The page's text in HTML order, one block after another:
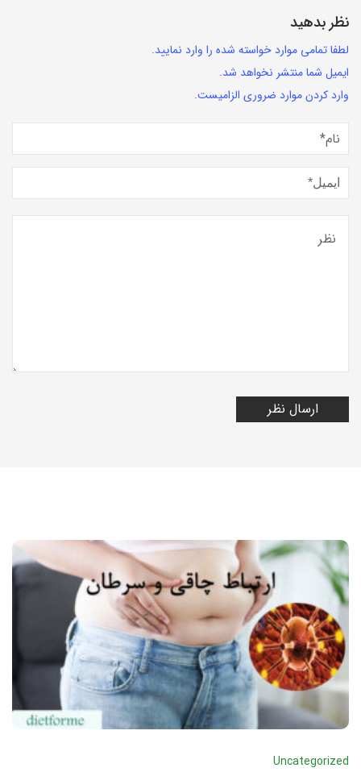
نظر بدهید
لطفا تمامی موارد خواسته شده را وارد نمایید.
ایمیل شما منتشر نخواهد شد.
وارد کردن موارد ضروری الزامیست.
Uncategorized